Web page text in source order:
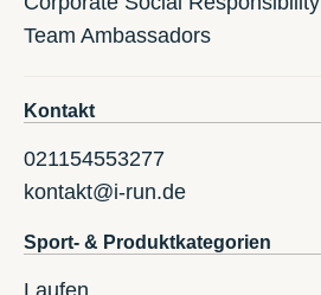
Team Ambassadors
Kontakt
021154553277
kontakt@i-run.de
Sport- & Produktkategorien